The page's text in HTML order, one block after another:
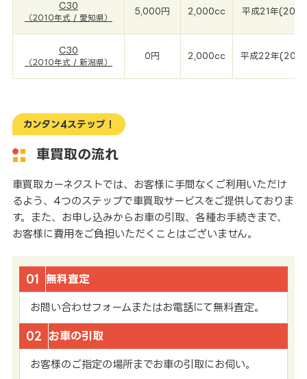
C30
（2010年式 / 愛知県）
5,000円 2,000cc 平成21年
C30
（2010年式 / 新潟県）
0円 2,000cc 平成22年
カンタン4ステップ！
車買取の流れ
車買取カーネクストでは、お客様に手間なくご利用いただけ
るよう、4つのステップで車買取サービスをご提供しておりま
す。また、お申し込みからお車の引取、各種お手続きまで、
お客様に費用をご負担いただくことはございません。
01 無料査定
お問い合わせフォームまたはお電話にて無料査定。
02 お車の引取
お客様のご指定の場所までお車の引取にお伺い。